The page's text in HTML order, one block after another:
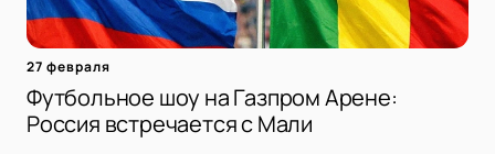
27 февраля
Футбольное шоу на Газпром Арене:
Россия встречается с Мали